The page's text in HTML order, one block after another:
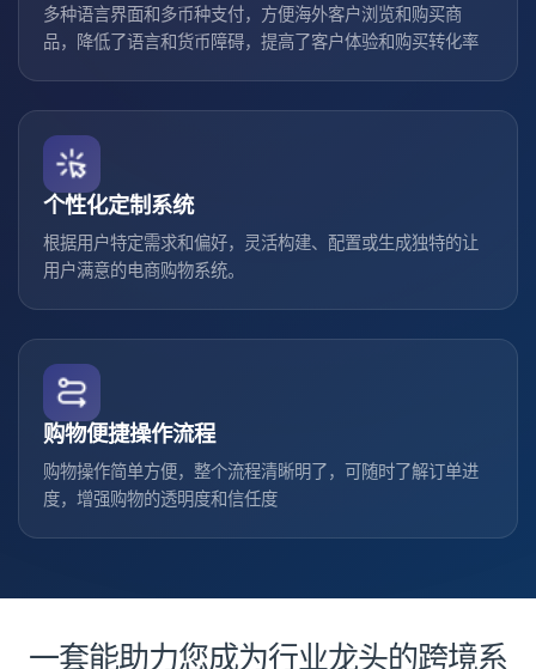
多种语言界面和多币种支付，方便海外客户浏览和购买商
品，降低了语言和货币障碍，提高了客户体验和购买转化率
个性化定制系统
根据用户特定需求和偏好，灵活构建、配置或生成独特的让
用户满意的电商购物系统。
购物便捷操作流程
购物操作简单方便，整个流程清晰明了，可随时了解订单进
度，增强购物的透明度和信任度
一套能助力您成为行业龙头的跨境系